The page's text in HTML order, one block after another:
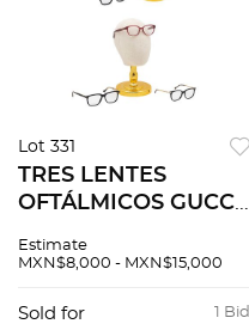
Lot 331
TRES LENTES
OFTÁLMICOS GUCCI
Estimate
MXN$8,000 - MXN$15,000
1 Bid
Sold for